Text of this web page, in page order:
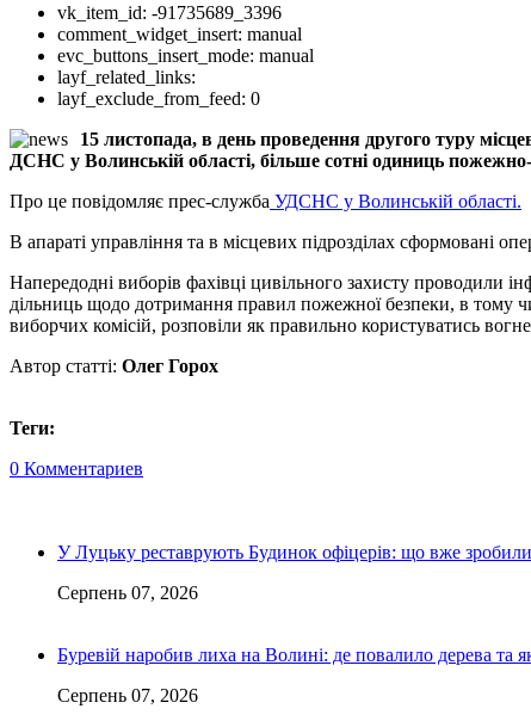
vk_item_id: -91735689_3396
comment_widget_insert: manual
evc_buttons_insert_mode: manual
layf_related_links:
layf_exclude_from_feed: 0
15 листопада, в день проведення другого туру
ДСНС у Волинській області, більше сотні одиниць пожежно-
Про це повідомляє прес-служба УДСНС у Волинській області.
В апараті управління та в місцевих підрозділах сформовані
Напередодні виборів фахівці цивільного захисту проводили
дільниць щодо дотримання правил пожежної безпеки, в тому
виборчих комісій, розповіли як правильно користуватись
Автор статті: Олег Горох
Теги:
0 Комментариев
У Луцьку реставрують Будинок офіцерів: що вже
Серпень 07, 2026
Буревій наробив лиха на Волині: де повалило дерева
Серпень 07, 2026